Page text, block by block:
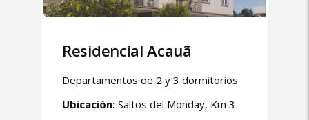
Residencial Acauã
Departamentos de 2 y 3 dormitorios
Ubicación: Saltos del Monday, Km 3